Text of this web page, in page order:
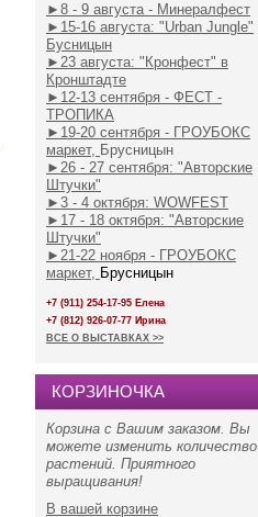
►8 - 9 августа - Минералфест
►15-16 августа: "Urban Jungle"
Бусницын
►23 августа: "Кронфест" в
Кронштадте
► 12-13 сентября - ФЕСТ -
ТРОПИКА
►19-20 сентября - ГРОУБОКС
маркет, Брусницын
►26 - 27 сентября: "Авторские
Штучки"
►3 - 4 октября: WOWFEST
►17 - 18 октября: "Авторские
Штучки"
►21-22 ноября - ГРОУБОКС
маркет, Брусницын
+7 (911) 254-17-95 Елена
+7 (812) 926-07-77 Ирина
ВСЕ О ВЫСТАВКАХ >>
КОРЗИНОЧКА
Корзина с Вашим заказом. Вы
можете изменить количество
растений. Приятного
выращивания!
В вашей корзине